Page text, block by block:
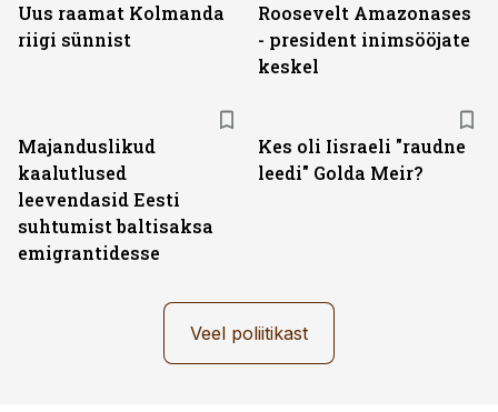
Uus raamat Kolmanda
riigi sünnist
Roosevelt Amazonases
- president inimsööjate
keskel
Majanduslikud
kaalutlused
leevendasid Eesti
suhtumist baltisaksa
emigrantidesse
Kes oli Iisraeli "raudne
leedi" Golda Meir?
Veel poliitikast